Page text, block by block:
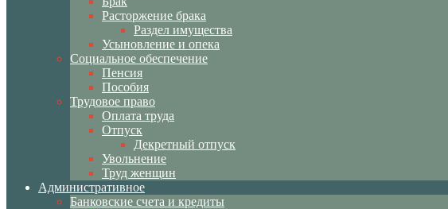
Расторжение брака
Раздел имущества
Усыновление и опека
Социальное обеспечение
Пенсия
Пособия
Трудовое право
Оплата труда
Отпуск
Декретный отпуск
Увольнение
Труд женщин
Административное
Банковские счета и кредиты